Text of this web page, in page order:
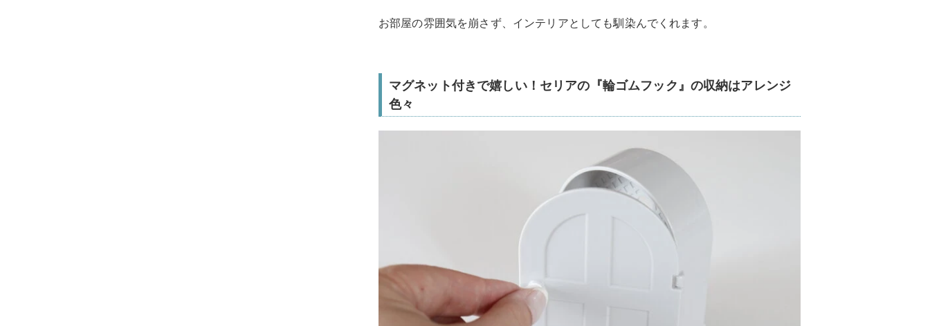
お部屋の雰囲気を崩さず、インテリアとしても馴染んでくれます。
マグネット付きで嬉しい！セリアの『輪ゴムフック』の収納はアレンジ
色々